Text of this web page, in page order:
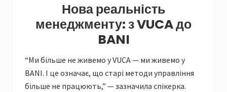
Нова реальність
менеджменту: з VUCA до
BANI
“Ми більше не живемо у VUCA — ми живемо у
BANI. І це означає, що старі методи управління
більше не працюють,” — зазначила спікерка.